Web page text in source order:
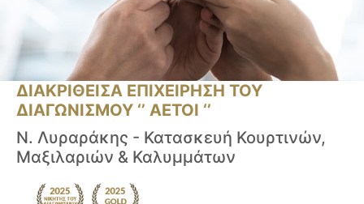
ΔΙΑΚΡΙΘΕΙΣΑ ΕΠΙΧΕΙΡΗΣΗ ΤΟΥ
ΔΙΑΓΩΝΙΣΜΟΥ ‘’ ΑΕΤΟΙ ‘’
Ν. Λυραράκης - Κατασκευή Κουρτινών,
Μαξιλαριών & Καλυμμάτων